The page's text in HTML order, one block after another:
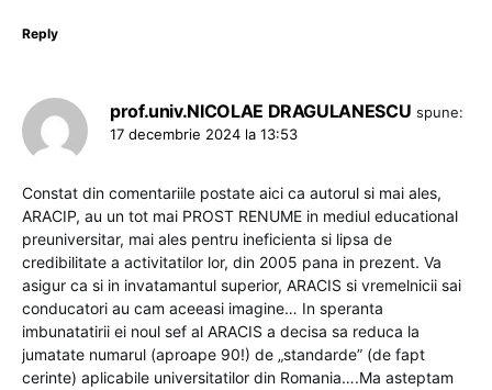
Reply
prof.univ.NICOLAE DRAGULANESCU spune:
17 decembrie 2024 la 13:53
Constat din comentariile postate aici ca autorul si mai ales,
ARACIP, au un tot mai PROST RENUME in mediul educational
preuniversitar, mai ales pentru ineficienta si lipsa de
credibilitate a activitatilor lor, din 2005 pana in prezent. Va
asigur ca si in invatamantul superior, ARACIS si vremelnicii sai
conducatori au cam aceeasi imagine… In speranta
imbunatatirii ei noul sef al ARACIS a decisa sa reduca la
jumatate numarul (aproape 90!) de „standarde” (de fapt
cerinte) aplicabile universitatilor din Romania….Ma asteptam